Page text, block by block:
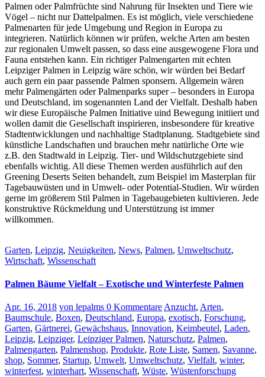
Palmen oder Palmfrüchte sind Nahrung für Insekten und Tiere wie
Vögel – nicht nur Dattelpalmen. Es ist möglich, viele verschiedene
Palmenarten für jede Umgebung und Region in Europa zu
integrieren. Natürlich können wir prüfen, welche Arten am besten
zur regionalen Umwelt passen, so dass eine ausgewogene Flora und
Fauna entstehen kann. Ein richtiger Palmengarten mit echten
Leipziger Palmen in Leipzig wäre schön, wir würden bei Bedarf
auch gern ein paar passende Palmen sponsern. Allgemein wären
mehr Palmengärten oder Palmenparks super – besonders in Europa
und Deutschland, im sogenannten Land der Vielfalt. Deshalb haben
wir diese Europäische Palmen Initiative uind Bewegung initiiert und
wollen damit die Gesellschaft inspirieren, insbesondere für kreative
Stadtentwicklungen und nachhaltige Stadtplanung. Stadtgebiete sind
künstliche Landschaften und brauchen mehr natürliche Orte wie
z.B. den Stadtwald in Leipzig. Tier- und Wildschutzgebiete sind
ebenfalls wichtig. All diese Themen werden ausführlich auf den
Greening Deserts Seiten behandelt, zum Beispiel im Masterplan für
Tagebauwüsten und in Umwelt- oder Potential-Studien. Wir würden
gerne im größerem Stil Palmen in Tagebaugebieten kultivieren. Jede
konstruktive Rückmeldung und Unterstützung ist immer
willkommen.
Garten, Leipzig, Neuigkeiten, News, Palmen, Umweltschutz,
Wirtschaft, Wissenschaft
Palmen Bäume Vielfalt – Exotische und Winterfeste Palmen
Apr. 16, 2018 von lepalms 0 Kommentare Anzucht, Arten,
Baumschule, Boxen, Deutschland, Europa, exotisch, Forschung,
Garten, Gärtnerei, Gewächshaus, Innovation, Keimbeutel, Laden,
Leipzig, Leipziger, Leipziger Palmen, Naturschutz, Palmen,
Palmengarten, Palmenshop, Produkte, Rote Liste, Samen, Savanne,
shop, Sommer, Startup, Umwelt, Umweltschutz, Vielfalt, winter,
winterfest, winterhart, Wissenschaft, Wüste, Wüstenforschung